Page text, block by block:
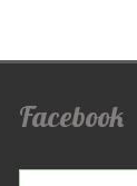
Facebook